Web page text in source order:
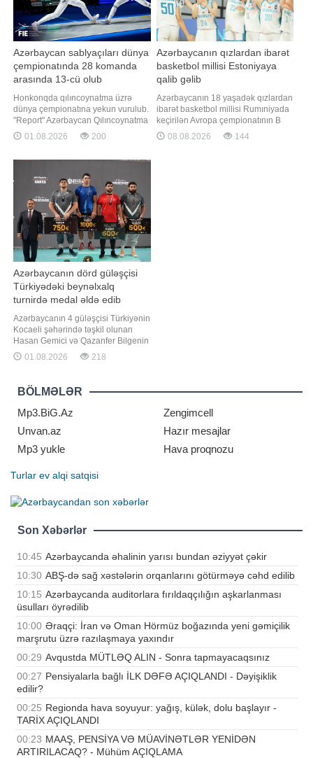
Azərbaycan sablyaçıları dünya
çempionatında 28 komanda
arasında 13-cü olub
Honkonqda qılıncoynatma üzrə
dünya çempionatına yekun vurulub.
"Report" Azərbaycan Qılıncoynatma
Federasiyasına istinadən xəbər
verir ki, Anna Başta, Palina
sablya növü üzrə komanda
yarışında 13-cü olub. İlk görüşdə
Kanada yığmasın
01.08.2026 200
Azərbaycanın qızlardan ibarət
basketbol millisi Estoniyaya
qalib gəlib
Azərbaycanın 18 yaşadək qızlardan
ibarət basketbol millisi Rumıniyada
keçirilən Avropa çempionatının B
divizionunda növbəti oyununu
keçirib. "Report" xəbər verir ki,
08.08.2026 144
Azərbaycanın dörd güləşçisi
Türkiyədəki beynəlxalq
turnirdə medal əldə edib
Azərbaycanın 4 güləşçisi Türkiyənin
Kocaeli şəhərində təşkil olunan
Hasan Gemici və Qazanfer Bilgenin
xatirə turnirində medal qazanıb.
"Report"un Azərbaycan Güləş
məlumatına görə, sərbəst güləşdə
Xetaq Karsanov (125 kq) gümüş,
Ramik Heybətov (70 kq) isə bürünc
meda
01.08.2026 218
BÖLMƏLƏR
Mp3.BiG.Az
Zengimcell
Unvan.az
Hazır mesajlar
Mp3 yukle
Hava proqnozu
Turlar ev alqi satqisi
Son Xəbərlər
10:45 Azərbaycanda əhalinin yarısı bundan əziyyət çəkir
10:30 ABŞ-də sağ xəstələrin orqanlarını götürməyə cəhd edilib
10:15 Azərbaycanda auditorlara fırıldaqçılığın aşkarlanması
üsulları öyrədilib
10:00 Əraqçi: İran və Oman Hörmüz boğazında yeni gəmiçilik
marşrutu üzrə razılaşmaya yaxındır
00:29 Avqustda MÜTLƏQ ALIN - Sonra tapmayacaqsınız
00:27 Pensiyalarla bağlı İLK DƏFƏ AÇIQLANDI - Dəyişiklik
edilir?
00:25 Regionda hava soyuyur: yağış, külək, dolu başlayır -
TARİX AÇIQLANDI
00:23 MAAŞ, PENSİYA VƏ MÜAVİNƏTLƏR YENİDƏN
ARTIRILACAQ? - Mühüm AÇIQLAMA